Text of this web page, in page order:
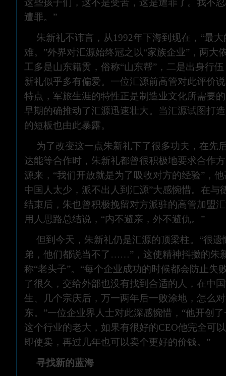
这些孩子们，这不是受苦，这是遭罪了。我不
遭罪。”
朱新礼不讳言，从1992年下海到现在，“最
难。”外界对汇源始终冠之以“家族企业”，两大
工多是山东籍贯，俗称“山东帮”，二是出身行
新礼似乎多有偏爱。一位汇源前高管对此评价
特点，军旅生涯的特性正是制造业文化所需要
早期的确推动了汇源迅速壮大。当汇源试图打
的短板也由此暴露。
为了改变这一点朱新礼下了很多功夫，在先
达能等合作时，朱新礼都曾很积极地要求合作
源来，“我们开放就是为了吸收对方的经验”，
中国人太少，派不出人到汇源”大感惋惜。在与
结束后，朱也曾积极挽留对方派驻的高管加盟
用人思路总结说，“内不避亲，外不避仇。”
但到今天，朱新礼仍是汇源的顶梁柱。“很
弟，他们都说当不了……”，这使精神抖擞的朱
称“老头子”。“每个企业成功的时候都会防止失
了很久，交给外部也没有找到合适的人，在中
生、几个宗庆后，万一两年后一败涂地，怎么
东。”一位企业界人士对此深感惋惜，“他开创
这个行业的老大，如果有很好的CEO他完全可
即使卖，再过几年也可以卖个更好的价钱。”
寻找新的蓝海